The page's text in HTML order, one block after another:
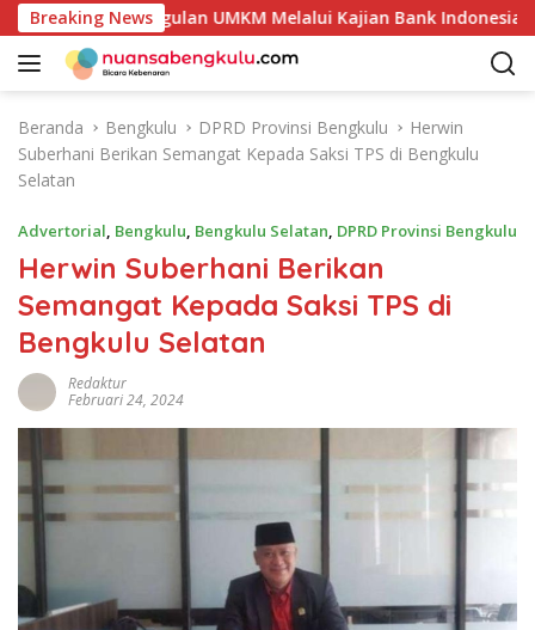
a
Breaking News
Produk Unggulan UMKM Melalui Kajian Bank Indonesia
Beranda Bengkulu DPRD Provinsi Bengkulu
Herwin
Suberhani Berikan Semangat Kepada Saksi TPS di Bengkulu
Selatan
Advertorial, Bengkulu, Bengkulu Selatan, DPRD Provinsi Bengkulu
Herwin Suberhani Berikan
Semangat Kepada Saksi TPS di
Bengkulu Selatan
Redaktur
Februari 24, 2024